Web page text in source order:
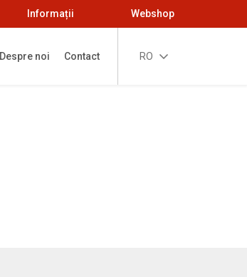
Informații Webshop
RO
Despre noi Contact